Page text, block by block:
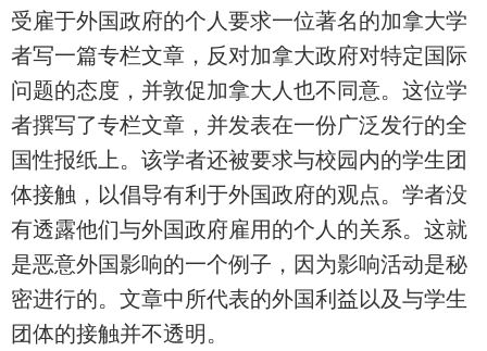
受雇于外国政府的个人要求一位著名的加拿大学
者写一篇专栏文章，反对加拿大政府对特定国际
问题的态度，并敦促加拿大人也不同意。这位学
者撰写了专栏文章，并发表在一份广泛发行的全
国性报纸上。该学者还被要求与校园内的学生团
体接触，以倡导有利于外国政府的观点。学者没
有透露他们与外国政府雇用的个人的关系。这就
是恶意外国影响的一个例子，因为影响活动是秘
密进行的。文章中所代表的外国利益以及与学生
团体的接触并不透明。